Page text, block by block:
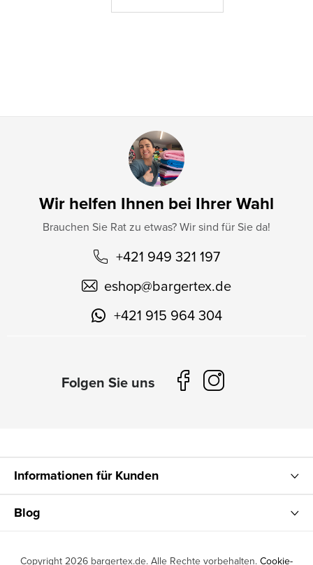
Wir helfen Ihnen bei Ihrer Wahl
Brauchen Sie Rat zu etwas? Wir sind für Sie da!
+421 949 321 197
eshop@bargertex.de
+421 915 964 304
Informationen für Kunden
Blog
Copyright 2026 bargertex.de. Alle Rechte vorbehalten. Cookie-